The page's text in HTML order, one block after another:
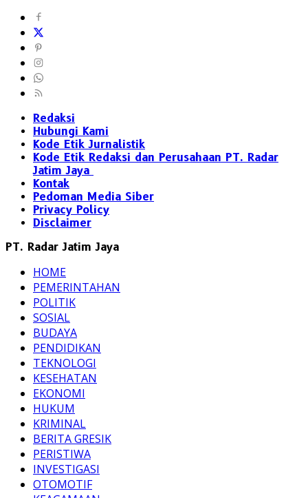
Redaksi
Hubungi Kami
Kode Etik Jurnalistik
Kode Etik Redaksi dan Perusahaan PT. Radar
Jatim Jaya
Kontak
Pedoman Media Siber
Privacy Policy
Disclaimer
PT. Radar Jatim Jaya
HOME
PEMERINTAHAN
POLITIK
SOSIAL
BUDAYA
PENDIDIKAN
TEKNOLOGI
KESEHATAN
EKONOMI
HUKUM
KRIMINAL
BERITA GRESIK
PERISTIWA
INVESTIGASI
OTOMOTIF